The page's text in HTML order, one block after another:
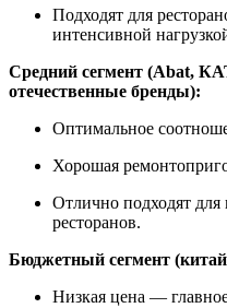
Подходят для
интенсивной
Средний сегмент (Abat,
отечественные бренды):
Оптимальное
Хорошая
Отлично подходят
ресторанов.
Бюджетный сегмент
Низкая цена —